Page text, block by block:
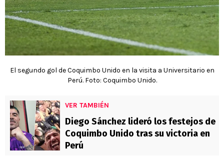
El segundo gol de Coquimbo Unido en la visita a Universitario en
Perú. Foto: Coquimbo Unido.
VER TAMBIÉN
Diego Sánchez lideró los festejos de
Coquimbo Unido tras su victoria en
Perú